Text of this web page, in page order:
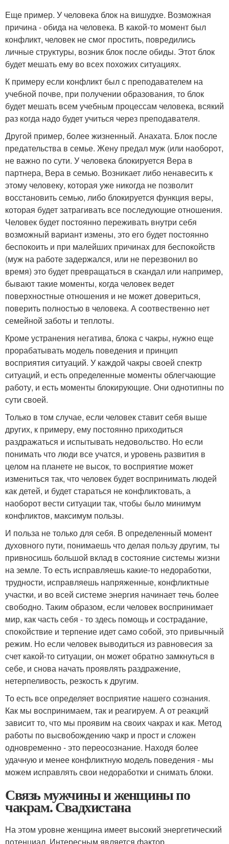
Еще пример. У человека блок на вишудхе. Возможная
причина - обида на человека. В какой-то момент был
конфликт, человек не смог простить, повредились
личные структуры, возник блок после обиды. Этот блок
будет мешать ему во всех похожих ситуациях.
К примеру если конфликт был с преподавателем на
учебной почве, при получении образования, то блок
будет мешать всем учебным процессам человека, всякий
раз когда надо будет учиться через преподавателя.
Другой пример, более жизненный. Анахата. Блок после
предательства в семье. Жену предал муж (или наоборот,
не важно по сути. У человека блокируется Вера в
партнера, Вера в семью. Возникает либо ненавесить к
этому человеку, которая уже никогда не позволит
восстановить семью, либо блокируется функция веры,
которая будет затрагивать все последующие отношения.
Человек будет постоянно переживать внутри себя
возможный вариант измены, это его будет постоянно
беспокоить и при малейших причинах для беспокойств
(муж на работе задержался, или не перезвонил во
время) это будет превращаться в скандал или например,
бывают такие моменты, когда человек ведет
поверхностные отношения и не может довериться,
поверить полностью в человека. А соотвественно нет
семейной заботы и теплоты.
Кроме устранения негатива, блока с чакры, нужно еще
прорабатывать модель поведения и принцип
восприятия ситуаций. У каждой чакры своей спектр
ситуаций, и есть определенные моменты облегчающие
работу, и есть моменты блокирующие. Они однотипны по
сути своей.
Только в том случае, если человек ставит себя выше
других, к примеру, ему постоянно приходиться
раздражаться и испытывать недовольство. Но если
понимать что люди все учатся, и уровень развития в
целом на планете не высок, то восприятие может
измениться так, что человек будет воспринимать людей
как детей, и будет стараться не конфликтовать, а
наоборот вести ситуации так, чтобы было минимум
конфликтов, максимум пользы.
И польза не только для себя. В определенный момент
духовного пути, понимаешь что делая пользу другим, ты
привносишь большой вклад в состояние системы жизни
на земле. То есть исправляешь какие-то недоработки,
трудности, исправляешь напряженные, конфликтные
участки, и во всей системе энергия начинает течь более
свободно. Таким образом, если человек воспринимает
мир, как часть себя - то здесь помощь и сострадание,
спокойствие и терпение идет само собой, это привычный
режим. Но если человек выводиться из равновесия за
счет какой-то ситуации, он может обратно замкнуться в
себе, и снова начать проявлять раздражение,
нетерпеливость, резкость к другим.
То есть все определяет восприятие нашего сознания.
Как мы воспринимаем, так и реагируем. А от реакций
зависит то, что мы проявим на своих чакрах и как. Метод
работы по высвобождению чакр и прост и сложен
одновременно - это переосознание. Находя более
удачную и менее конфликтную модель поведения - мы
можем исправлять свои недоработки и снимать блоки.
Связь мужчины и женщины по
чакрам. Свадхистана
На этом уровне женщина имеет высокий энергетический